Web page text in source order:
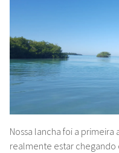
Nossa lancha foi a primeira
realmente estar chegando